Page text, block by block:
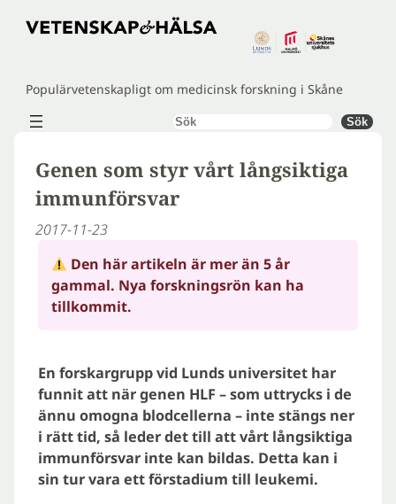
Hoppa
Populärvetenskapligt om medicinsk forskning i Skåne
Sök Sök
Genen som styr vårt långsiktiga
immunförsvar
2017-11-23
Den här artikeln är mer än 5 år
gammal. Nya forskningsrön kan ha
tillkommit.
En forskargrupp vid Lunds universitet har
funnit att när genen HLF – som uttrycks i de
ännu omogna blodcellerna – inte stängs ner
i rätt tid, så leder det till att vårt långsiktiga
immunförsvar inte kan bildas. Detta kan i
sin tur vara ett förstadium till leukemi.